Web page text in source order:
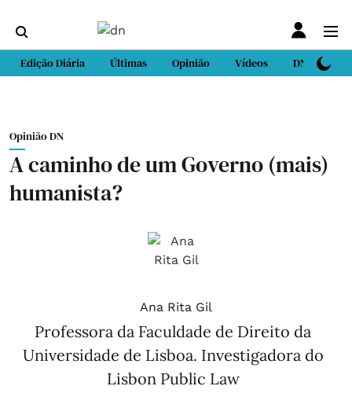
Edição Diária Últimas Opinião Vídeos DN Sport
Opinião DN
A caminho de um Governo (mais)
humanista?
Ana Rita Gil
Professora da Faculdade de Direito da
Universidade de Lisboa. Investigadora do
Lisbon Public Law